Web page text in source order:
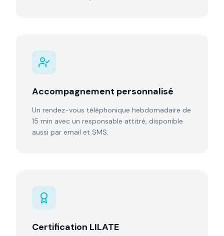
Accompagnement personnalisé
Un rendez-vous téléphonique hebdomadaire de
15 min avec un responsable attitré, disponible
aussi par email et SMS.
Certification LILATE